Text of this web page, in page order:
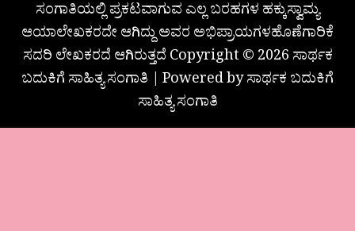
ಸಂಗಾತಿಯಲ್ಲಿ ಪ್ರಕಟವಾಗುವ ಎಲ್ಲ ಬರಹಗಳ ಹಕ್ಕುಸ್ವಾಮ್ಯ
ಆಯಾಲೇಖಕರದೇ ಆಗಿದ್ದು ಅವರ ಅಭಿಪ್ರಾಯಗಳಹೊಣೆಗಾರಿಕೆ
ಸದರಿ ಲೇಖಕರದೆ ಆಗಿರುತ್ತದೆ Copyright © 2026 ಸಾರ್ಥಕ
ಬದುಕಿಗೆ ಸಾಹಿತ್ಯ ಸಂಗಾತಿ | Powered by ಸಾರ್ಥಕ ಬದುಕಿಗೆ
ಸಾಹಿತ್ಯ ಸಂಗಾತಿ